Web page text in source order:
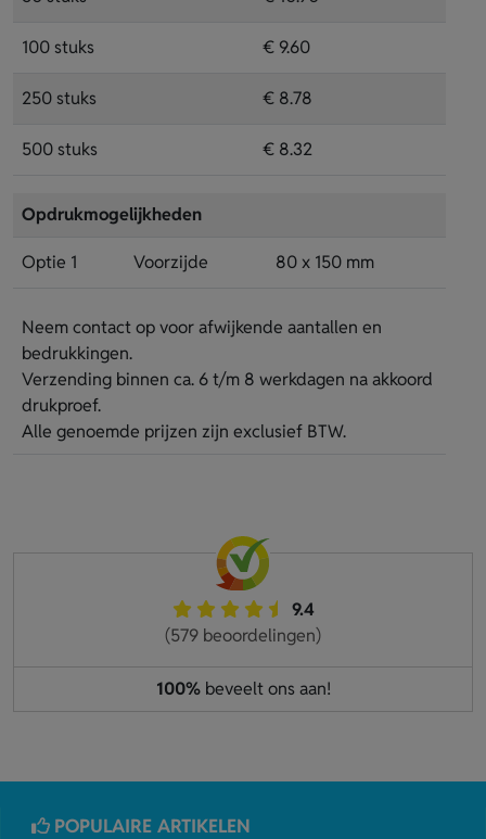
100 stuks € 9.60
250 stuks € 8.78
500 stuks € 8.32
Opdrukmogelijkheden
Optie 1 Voorzijde 80 x 150 mm
Neem contact op voor afwijkende aantallen en
bedrukkingen.
Verzending binnen ca. 6 t/m 8 werkdagen na akkoord
drukproef.
Alle genoemde prijzen zijn exclusief BTW.
9.4
(579 beoordelingen)
100%beveelt ons aan!
POPULAIRE ARTIKELEN